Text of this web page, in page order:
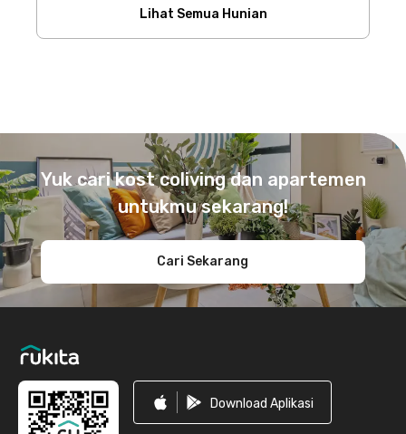
Lihat Semua Hunian
Yuk cari kost coliving dan apartemen
untukmu sekarang!
Cari Sekarang
Download Aplikasi